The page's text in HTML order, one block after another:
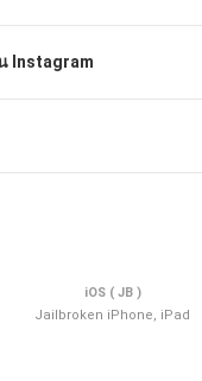
Instagram
iOS ( JB )
Jailbroken iPhone, iPad